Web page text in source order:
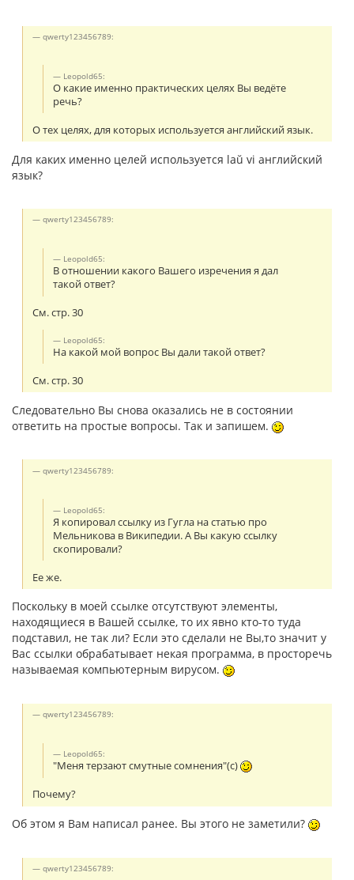
qwerty123456789:
Leopold65:
О какие именно практических целях Вы ведёте
речь?
О тех целях, для которых используется английский язык.
Для каких именно целей используется laŭ vi английский
язык?
qwerty123456789:
Leopold65:
В отношении какого Вашего изречения я дал
такой ответ?
См. стр. 30
Leopold65:
На какой мой вопрос Вы дали такой ответ?
См. стр. 30
Следовательно Вы снова оказались не в состоянии
ответить на простые вопросы. Так и запишем.
qwerty123456789:
Leopold65:
Я копировал ссылку из Гугла на статью про
Мельникова в Википедии. А Вы какую ссылку
скопировали?
Ее же.
Поскольку в моей ссылке отсутствуют элементы,
находящиеся в Вашей ссылке, то их явно кто-то туда
подставил, не так ли? Если это сделали не Вы,то значит у
Вас ссылки обрабатывает некая программа, в просторечь
называемая компьютерным вирусом.
qwerty123456789:
Leopold65:
"Меня терзают смутные сомнения"(с)
Почему?
Об этом я Вам написал ранее. Вы этого не заметили?
qwerty123456789: